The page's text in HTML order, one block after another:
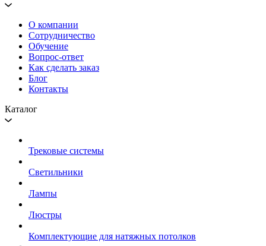
О компании
Сотрудничество
Обучение
Вопрос-ответ
Как сделать заказ
Блог
Контакты
Каталог
Трековые системы
Светильники
Лампы
Люстры
Комплектующие для натяжных потолков